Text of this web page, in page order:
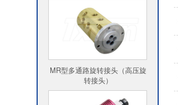
MR型多通路旋转接头（高压旋
转接头）